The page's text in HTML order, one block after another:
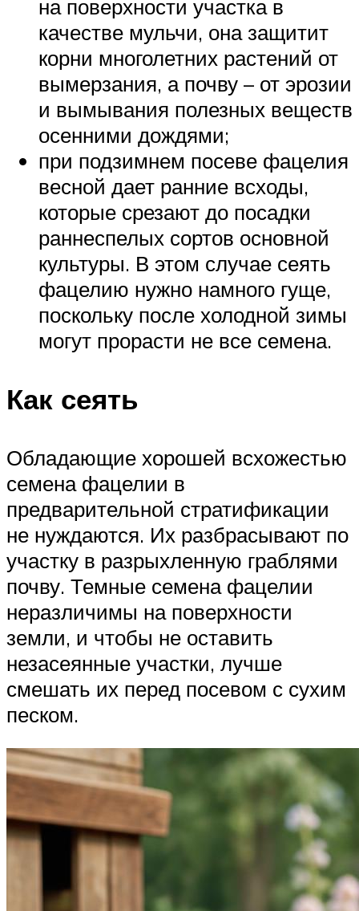
на поверхности участка в
качестве мульчи, она защитит
корни многолетних растений от
вымерзания, а почву – от эрозии
и вымывания полезных веществ
осенними дождями;
при подзимнем посеве фацелия
весной дает ранние всходы,
которые срезают до посадки
раннеспелых сортов основной
культуры. В этом случае сеять
фацелию нужно намного гуще,
поскольку после холодной зимы
могут прорасти не все семена.
Как сеять
Обладающие хорошей всхожестью
семена фацелии в
предварительной стратификации
не нуждаются. Их разбрасывают по
участку в разрыхленную граблями
почву. Темные семена фацелии
неразличимы на поверхности
земли, и чтобы не оставить
незасеянные участки, лучше
смешать их перед посевом с сухим
песком.